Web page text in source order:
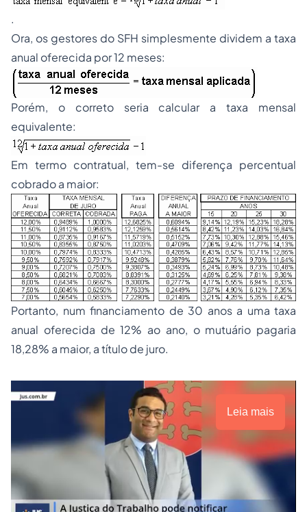
.
Ora, os gestores do SFH simplesmente dividem a taxa
anual oferecida por 12 meses:
Porém, o correto seria calcular a taxa mensal
equivalente:
Em termo contratual, tem-se diferença percentual
cobrado a maior:
Portanto, num financiamento de 30 anos a uma taxa
anual oferecida de 12% ao ano, o mutuário pagaria
18,28% a maior, a título de juro.
Leia mais